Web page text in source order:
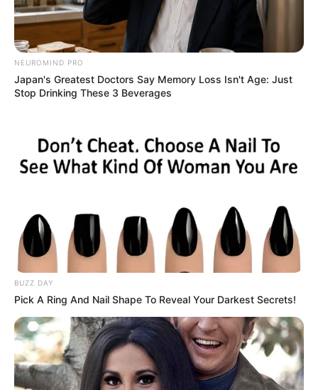
NEUROMIND PRO
Japan's Greatest Doctors Say Memory Loss Isn't Age: Just
Stop Drinking These 3 Beverages
BUZZ DAY
Pick A Ring And Nail Shape To Reveal Your Darkest Secrets!